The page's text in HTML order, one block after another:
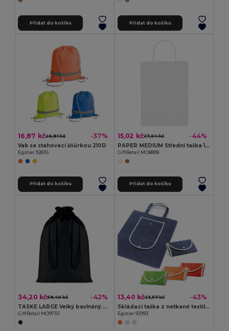
Přidat do košíku Přidat do košíku
16,87 kč26,81 kč -37%
Vak se stahovací šňůrkou 210D
Egotier 92835
Přidat do košíku
15,02 kč27,04 kč -44%
PAPER MEDIUM Střední taška 150 gr/m²
GiftRetail MO8808
Přidat do košíku
34,20 kč59,40 kč -42%
TASKE LARGE Velký bavlněný pytlík
GiftRetail MO9733
13,40 kč23,57 kč -43%
Skládací taška z netkané textilie (80 g/m²)
Egotier 92993